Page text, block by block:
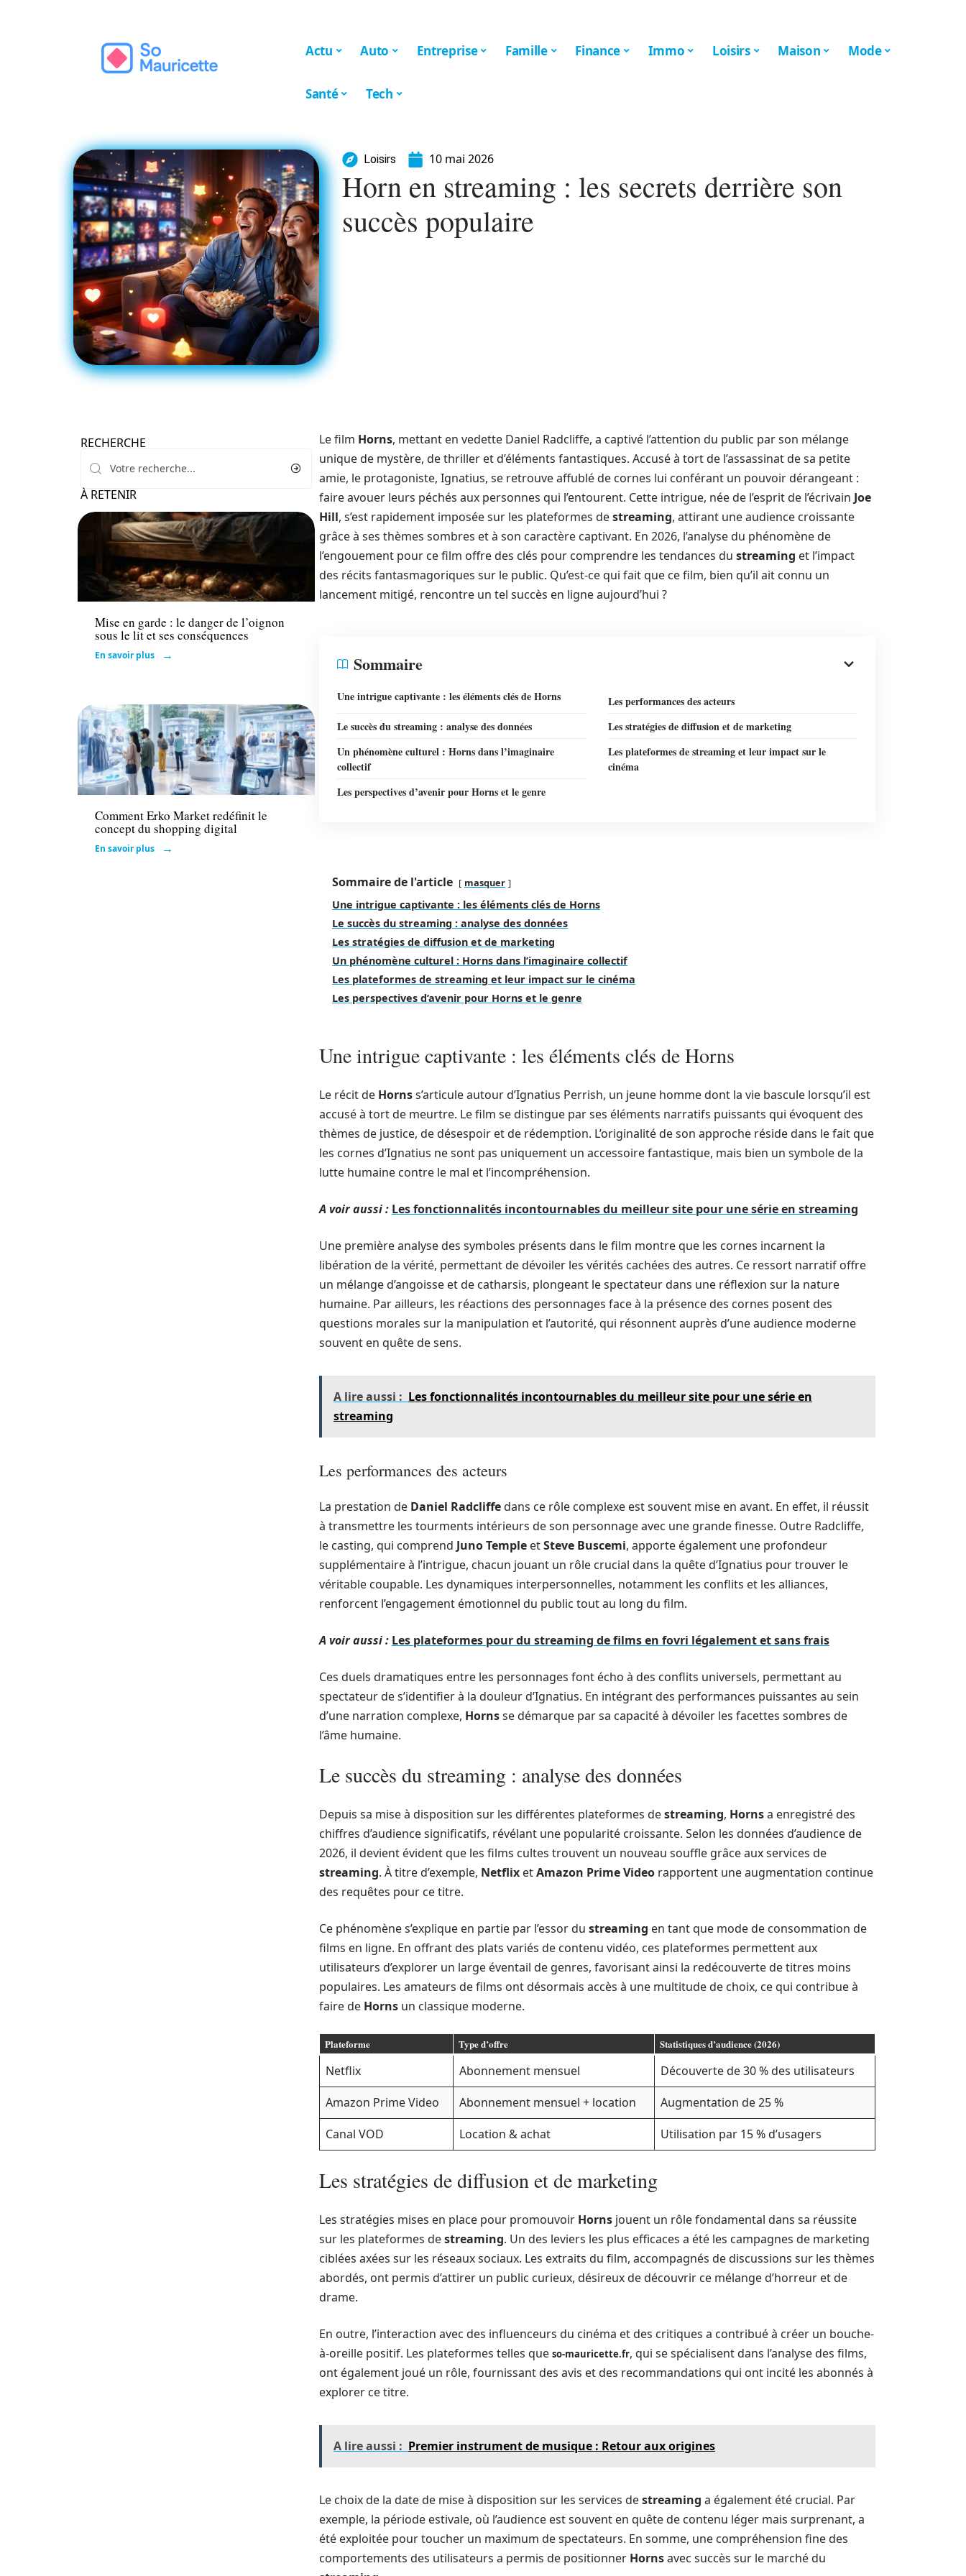
Actu Auto Entreprise Famille Finance Immo Loisirs Maison Mode
Santé Tech
Loisirs 10 mai 2026
Horn en streaming : les secrets derrière son
succès populaire
RECHERCHE
À RETENIR
Actu
Mise en garde : le danger de l’oignon
sous le lit et ses conséquences
En savoir plus
Actu
Comment Erko Market redéfinit le
concept du shopping digital
En savoir plus
Le film Horns, mettant en vedette Daniel Radcliffe, a captivé l’attention du public par son mélange
unique de mystère, de thriller et d’éléments fantastiques. Accusé à tort de l’assassinat de sa petite
amie, le protagoniste, Ignatius, se retrouve affublé de cornes lui conférant un pouvoir dérangeant :
faire avouer leurs péchés aux personnes qui l’entourent. Cette intrigue, née de l’esprit de l’écrivain Joe
Hill, s’est rapidement imposée sur les plateformes destreaming, attirant une audience croissante
grâce à ses thèmes sombres et à son caractère captivant. En 2026, l’analyse du phénomène de
l’engouement pour ce film offre des clés pour comprendre les tendances du streaming et l’impact
des récits fantasmagoriques sur le public. Qu’est-ce qui fait que ce film, bien qu’il ait connu un
lancement mitigé, rencontre un tel succès en ligne aujourd’hui ?
Sommaire
Une intrigue captivante : les éléments clés de Horns
Les performances des acteurs
Le succès du streaming : analyse des données
Les stratégies de diffusion et de marketing
Un phénomène culturel : Horns dans l’imaginaire
collectif
Les plateformes de streaming et leur impact sur le
cinéma
Les perspectives d’avenir pour Horns et le genre
Sommaire de l'article masquer
Une intrigue captivante : les éléments clés de Horns
Le succès du streaming : analyse des données
Les stratégies de diffusion et de marketing
Un phénomène culturel : Horns dans l’imaginaire collectif
Les plateformes de streaming et leur impact sur le cinéma
Les perspectives d’avenir pour Horns et le genre
Une intrigue captivante : les éléments clés de Horns
Le récit de Hornss’articule autour d’Ignatius Perrish, un jeune homme dont la vie bascule lorsqu’il est
accusé à tort de meurtre. Le film se distingue par ses éléments narratifs puissants qui évoquent des
thèmes de justice, de désespoir et de rédemption. L’originalité de son approche réside dans le fait que
les cornes d’Ignatius ne sont pas uniquement un accessoire fantastique, mais bien un symbole de la
lutte humaine contre le mal et l’incompréhension.
A voir aussi : Les fonctionnalités incontournables du meilleur site pour une série en streaming
Une première analyse des symboles présents dans le film montre que les cornes incarnent la
libération de la vérité, permettant de dévoiler les vérités cachées des autres. Ce ressort narratif offre
un mélange d’angoisse et de catharsis, plongeant le spectateur dans une réflexion sur la nature
humaine. Par ailleurs, les réactions des personnages face à la présence des cornes posent des
questions morales sur la manipulation et l’autorité, qui résonnent auprès d’une audience moderne
souvent en quête de sens.
A lire aussi : Les fonctionnalités incontournables du meilleur site pour une série en
streaming
Les performances des acteurs
La prestation de Daniel Radcliffedans ce rôle complexe est souvent mise en avant. En effet, il réussit
à transmettre les tourments intérieurs de son personnage avec une grande finesse. Outre Radcliffe,
le casting, qui comprend Juno Temple etSteve Buscemi, apporte également une profondeur
supplémentaire à l’intrigue, chacun jouant un rôle crucial dans la quête d’Ignatius pour trouver le
véritable coupable. Les dynamiques interpersonnelles, notamment les conflits et les alliances,
renforcent l’engagement émotionnel du public tout au long du film.
A voir aussi : Les plateformes pour du streaming de films en fovri légalement et sans frais
Ces duels dramatiques entre les personnages font écho à des conflits universels, permettant au
spectateur de s’identifier à la douleur d’Ignatius. En intégrant des performances puissantes au sein
d’une narration complexe, Hornsse démarque par sa capacité à dévoiler les facettes sombres de
l’âme humaine.
Le succès du streaming : analyse des données
Depuis sa mise à disposition sur les différentes plateformes destreaming, Hornsa enregistré des
chiffres d’audience significatifs, révélant une popularité croissante. Selon les données d’audience de
2026, il devient évident que les films cultes trouvent un nouveau souffle grâce aux services de
streaming. À titre d’exemple, Netflix etAmazon Prime Video rapportent une augmentation continue
des requêtes pour ce titre.
Ce phénomène s’explique en partie par l’essor du streaming en tant que mode de consommation de
films en ligne. En offrant des plats variés de contenu vidéo, ces plateformes permettent aux
utilisateurs d’explorer un large éventail de genres, favorisant ainsi la redécouverte de titres moins
populaires. Les amateurs de films ont désormais accès à une multitude de choix, ce qui contribue à
faire de Horns un classique moderne.
Plateforme Type d’offre Statistiques d’audience (2026)
Netflix Abonnement mensuel
Découverte de 30 % des utilisateurs
Amazon Prime Video
Abonnement mensuel + location
Augmentation de 25 %
Canal VOD
Location & achat Utilisation par 15 % d’usagers
Les stratégies de diffusion et de marketing
Les stratégies mises en place pour promouvoir Horns jouent un rôle fondamental dans sa réussite
sur les plateformes destreaming. Un des leviers les plus efficaces a été les campagnes de marketing
ciblées axées sur les réseaux sociaux. Les extraits du film, accompagnés de discussions sur les thèmes
abordés, ont permis d’attirer un public curieux, désireux de découvrir ce mélange d’horreur et de
drame.
En outre, l’interaction avec des influenceurs du cinéma et des critiques a contribué à créer un bouche-
à-oreille positif. Les plateformes telles que so-mauricette.fr, qui se spécialisent dans l’analyse des films,
ont également joué un rôle, fournissant des avis et des recommandations qui ont incité les abonnés à
explorer ce titre.
A lire aussi : Premier instrument de musique : Retour aux origines
Le choix de la date de mise à disposition sur les services destreaming a également été crucial. Par
exemple, la période estivale, où l’audience est souvent en quête de contenu léger mais surprenant, a
été exploitée pour toucher un maximum de spectateurs. En somme, une compréhension fine des
comportements des utilisateurs a permis de positionner Hornsavec succès sur le marché du